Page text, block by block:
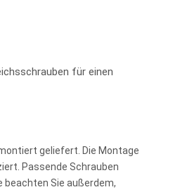
für einen
geliefert. Die Montage
Passende Schrauben
Sie außerdem,